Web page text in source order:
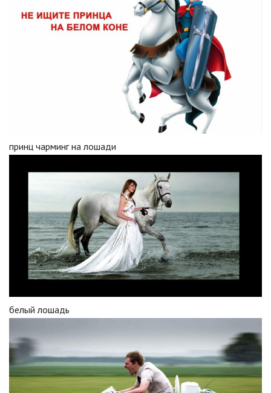
принц чарминг на лошади
белый лошадь